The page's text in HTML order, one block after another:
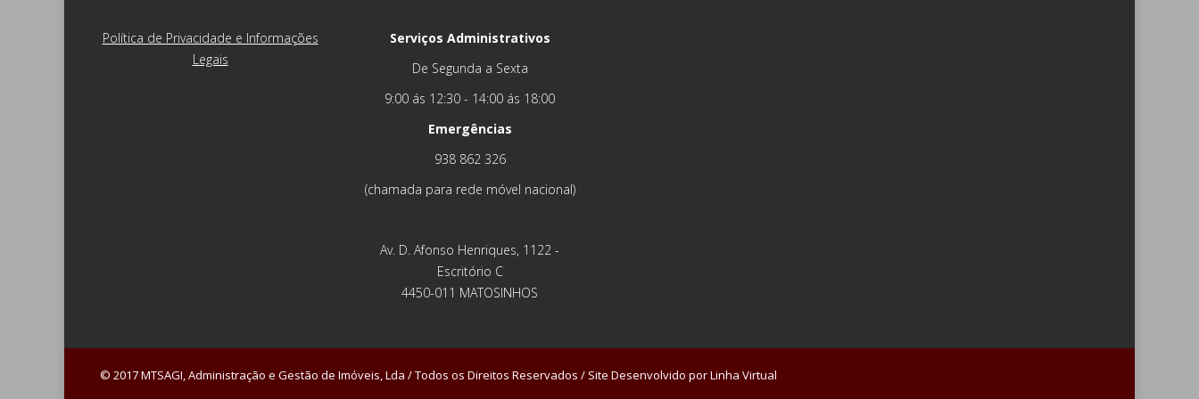
Política de Privacidade e Informações
Legais
Serviços Administrativos
De Segunda a Sexta
9:00 ás 12:30 - 14:00 ás 18:00
Emergências
938 862 326
(chamada para rede móvel nacional)
Av. D. Afonso Henriques, 1122 -
Escritório C
4450-011 MATOSINHOS
© 2017 MTSAGI, Administração e Gestão de Imóveis, Lda / Todos os Direitos Reservados / Site Desenvolvido porLinha Virtual